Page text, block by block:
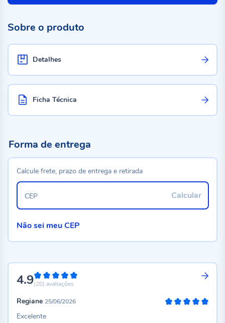
Sobre o produto
Detalhes
Ficha Técnica
4.998%
(20) avaliações
Regiane 25/06/2026
Excelente
Forma de entrega
Calcule frete, prazo de entrega e retirada
Calcular
CEP
Não sei meu CEP